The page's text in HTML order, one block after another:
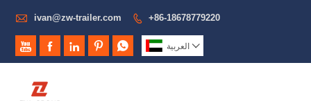
 ivan@zw-trailer.com  +86-18678779220
     العربية 